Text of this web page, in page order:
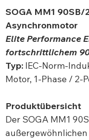
SOGA MM1 90SB/
Asynchronmotor
Elite Performance
fortschrittlichem
Typ:IEC-Norm-
Motor, 1-Phase / 2-
Produktübersicht
Der SOGA MM1